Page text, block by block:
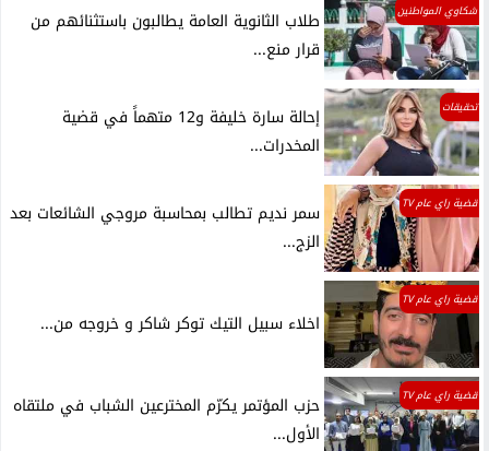
شكاوي المواطنين
طلاب الثانوية العامة يطالبون باستثنائهم من
قرار منع...
تحقيقات
إحالة سارة خليفة و12 متهماً في قضية
المخدرات...
قضية راي عام TV
سمر نديم تطالب بمحاسبة مروجي الشائعات بعد
الزج...
قضية راي عام TV
اخلاء سبيل التيك توكر شاكر و خروجه من...
قضية راي عام TV
حزب المؤتمر يكرّم المخترعين الشباب في ملتقاه
الأول...